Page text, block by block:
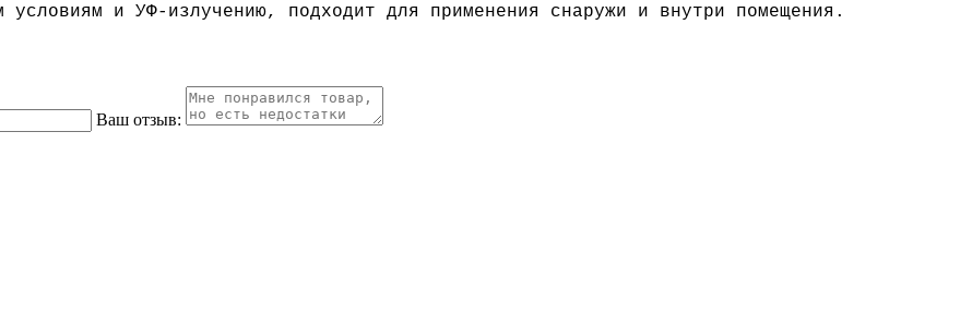
условиям и УФ-излучению, подходит для применения снаружи и внутри помещения.
Ваш отзыв: